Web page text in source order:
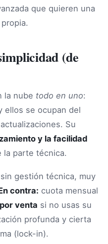
que quieren una
(de
la nube todo en uno:
ellos se ocupan del
Su
y la facilidad
la parte técnica.
gestión técnica, muy
contra: cuota mensual
venta si no usas su
profunda y cierta
(lock-in).